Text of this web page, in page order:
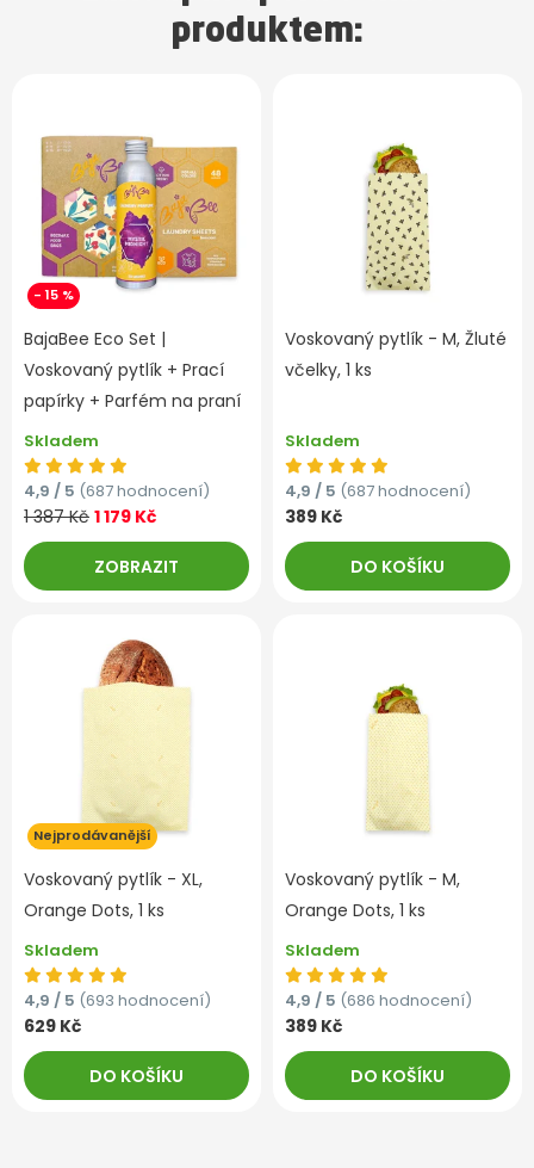
produktem:
- 15 %
BajaBee Eco Set |
Voskovaný pytlík + Prací
papírky + Parfém na praní
Skladem
4,9 / 5 (687 hodnocení)
1 387 Kč 1 179 Kč
ZOBRAZIT
Voskovaný pytlík - M, Žluté
včelky, 1 ks
Skladem
4,9 / 5 (687 hodnocení)
389 Kč
DO KOŠÍKU
Nejprodávanější
Voskovaný pytlík - XL,
Orange Dots, 1 ks
Skladem
4,9 / 5 (693 hodnocení)
629 Kč
DO KOŠÍKU
Voskovaný pytlík - M,
Orange Dots, 1 ks
Skladem
4,9 / 5 (686 hodnocení)
389 Kč
DO KOŠÍKU